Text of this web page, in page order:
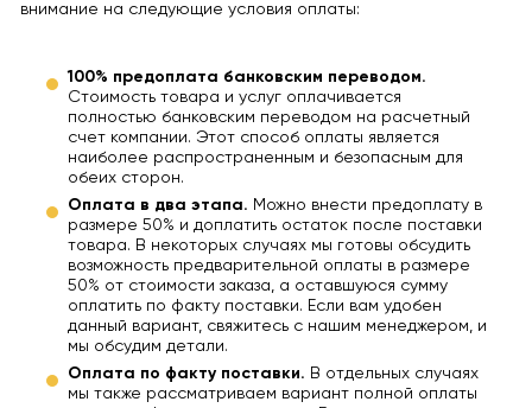
внимание на следующие условия оплаты:
100% предоплата банковским переводом.
Стоимость товара и услуг оплачивается
полностью банковским переводом на расчетный
счет компании. Этот способ оплаты является
наиболее распространенным и безопасным для
обеих сторон.
Оплата в два этапа. Можно внести предоплату в
размере 50% и доплатить остаток после поставки
товара. В некоторых случаях мы готовы обсудить
возможность предварительной оплаты в размере
50% от стоимости заказа, а оставшуюся сумму
оплатить по факту поставки. Если вам удобен
данный вариант, свяжитесь с нашим менеджером, и
мы обсудим детали.
Оплата по факту поставки. В отдельных случаях
мы также рассматриваем вариант полной оплаты